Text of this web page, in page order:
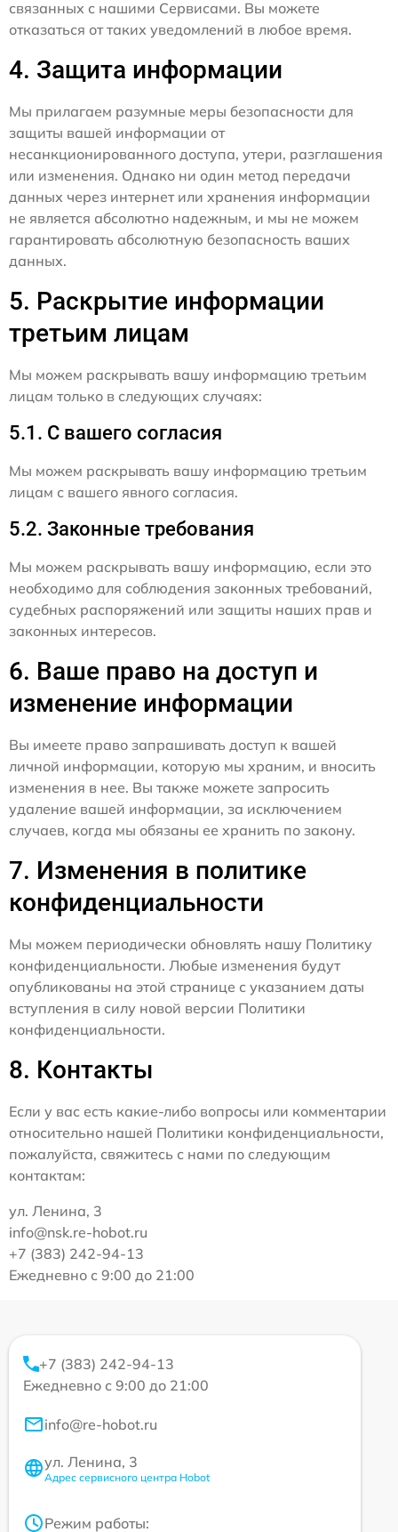
связанных с нашими Сервисами. Вы можете
отказаться от таких уведомлений в любое время.
4. Защита информации
Мы прилагаем разумные меры безопасности для
защиты вашей информации от
несанкционированного доступа, утери, разглашения
или изменения. Однако ни один метод передачи
данных через интернет или хранения информации
не является абсолютно надежным, и мы не можем
гарантировать абсолютную безопасность ваших
данных.
5. Раскрытие информации
третьим лицам
Мы можем раскрывать вашу информацию третьим
лицам только в следующих случаях:
5.1. С вашего согласия
Мы можем раскрывать вашу информацию третьим
лицам с вашего явного согласия.
5.2. Законные требования
Мы можем раскрывать вашу информацию, если это
необходимо для соблюдения законных требований,
судебных распоряжений или защиты наших прав и
законных интересов.
6. Ваше право на доступ и
изменение информации
Вы имеете право запрашивать доступ к вашей
личной информации, которую мы храним, и вносить
изменения в нее. Вы также можете запросить
удаление вашей информации, за исключением
случаев, когда мы обязаны ее хранить по закону.
7. Изменения в политике
конфиденциальности
Мы можем периодически обновлять нашу Политику
конфиденциальности. Любые изменения будут
опубликованы на этой странице с указанием даты
вступления в силу новой версии Политики
конфиденциальности.
8. Контакты
Если у вас есть какие-либо вопросы или комментарии
относительно нашей Политики конфиденциальности,
пожалуйста, свяжитесь с нами по следующим
контактам:
ул. Ленина, 3
info@nsk.re-hobot.ru
+7 (383) 242-94-13
Ежедневно с 9:00 до 21:00
+7 (383) 242-94-13
Ежедневно с 9:00 до 21:00
info@re-hobot.ru
ул. Ленина, 3
Адрес сервисного центра Hobot
Режим работы: